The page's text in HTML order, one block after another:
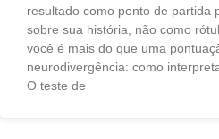
resultado como ponto de partida
sobre sua história, não como
você é mais do que uma
neurodivergência: como
O teste de